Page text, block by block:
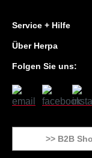
Service + Hilfe
Über Herpa
Folgen Sie uns:
>> B2B